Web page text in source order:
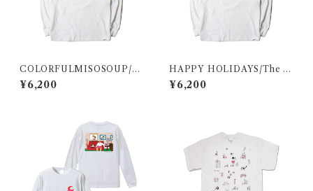
COLORFULMISOSOUP/T
he man letterforms / Long
sleeve shirt
¥6,200
HAPPY HOLIDAYS/The w
oman letterforms / Long sl
eeve shirt
¥6,200